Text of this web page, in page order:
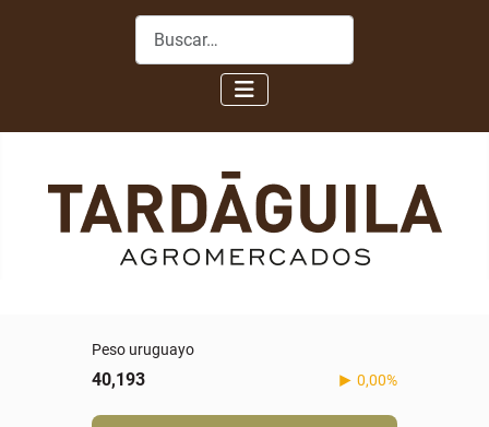
Buscar
Peso uruguayo
40,193 0,00%